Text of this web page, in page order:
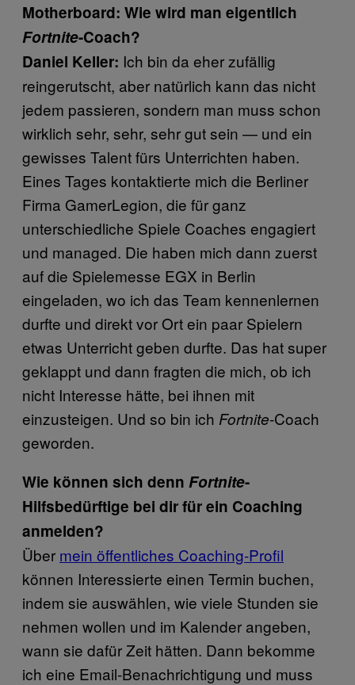
Motherboard: Wie wird man eigentlich
Fortnite-Coach?
Daniel Keller: Ich bin da eher zufällig
reingerutscht, aber natürlich kann das nicht
jedem passieren, sondern man muss schon
wirklich sehr, sehr, sehr gut sein — und ein
gewisses Talent fürs Unterrichten haben.
Eines Tages kontaktierte mich die Berliner
Firma GamerLegion, die für ganz
unterschiedliche Spiele Coaches engagiert
und managed. Die haben mich dann zuerst
auf die Spielemesse EGX in Berlin
eingeladen, wo ich das Team kennenlernen
durfte und direkt vor Ort ein paar Spielern
etwas Unterricht geben durfte. Das hat super
geklappt und dann fragten die mich, ob ich
nicht Interesse hätte, bei ihnen mit
einzusteigen. Und so bin ich Fortnite-Coach
geworden.
Wie können sich denn Fortnite-
Hilfsbedürftige bei dir für ein Coaching
anmelden?
Über mein öffentliches Coaching-Profil
können Interessierte einen Termin buchen,
indem sie auswählen, wie viele Stunden sie
nehmen wollen und im Kalender angeben,
wann sie dafür Zeit hätten. Dann bekomme
ich eine Email-Benachrichtigung und muss